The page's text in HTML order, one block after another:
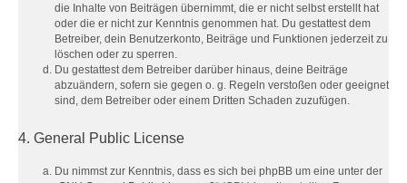
die Inhalte von Beiträgen übernimmt, die er nicht selbst erstellt hat
oder die er nicht zur Kenntnis genommen hat. Du gestattest dem
Betreiber, dein Benutzerkonto, Beiträge und Funktionen jederzeit zu
löschen oder zu sperren.
Du gestattest dem Betreiber darüber hinaus, deine Beiträge
abzuändern, sofern sie gegen o. g. Regeln verstoßen oder geeignet
sind, dem Betreiber oder einem Dritten Schaden zuzufügen.
4. General Public License
Du nimmst zur Kenntnis, dass es sich bei phpBB um eine unter der